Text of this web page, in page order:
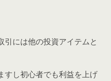
引には他の投資アイテムと
すし初心者でも利益を上げ